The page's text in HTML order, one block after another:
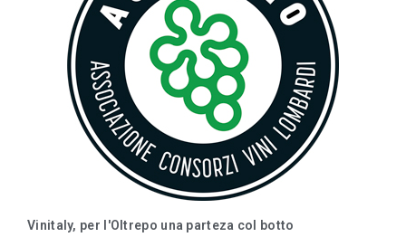
Vinitaly, per l'Oltrepo una parteza col botto